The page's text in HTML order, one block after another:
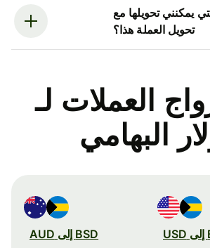
يمكنني تحويلها مع
تحويل العملة هذا؟
العملات لـ
البهامي
BSD إلى AUD